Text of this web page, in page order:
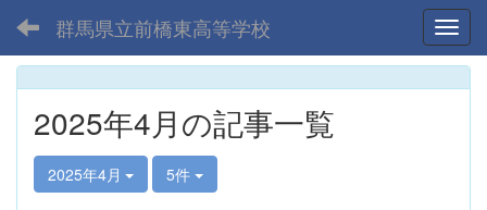
群馬県立前橋東高等学校
2025年4月の記事一覧
2025年4月 5件